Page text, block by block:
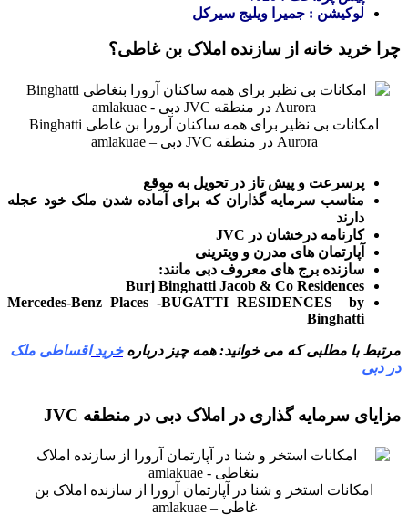
لوکیشن : جمیرا ویلیج سیرکل
چرا خرید خانه از سازنده املاک بن غاطی؟
امکانات بی نظیر برای همه ساکنان آرورا بن غاطی Binghatti
Aurora در منطقه JVC دبی – amlakuae
پرسرعت و پیش تاز در تحویل به موقع
مناسب سرمایه گذاران که برای آماده شدن ملک خود عجله
دارند
کارنامه درخشان در JVC
آپارتمان های مدرن و ویترینی
سازنده برج های معروف دبی مانند:
Burj Binghatti Jacob & Co Residences
Mercedes-Benz Places -BUGATTI RESIDENCES by
Binghatti
مرتبط با مطلبی که می خوانید: همه چیز دربارهخریداقساطی ملک
در دبی
مزایای سرمایه گذاری در املاک دبی در منطقه JVC
امکانات استخر و شنا در آپارتمان آرورا از سازنده املاک بن
غاطی – amlakuae